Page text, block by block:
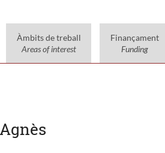
Àmbits de treball
Areas of interest
Finançament
Funding